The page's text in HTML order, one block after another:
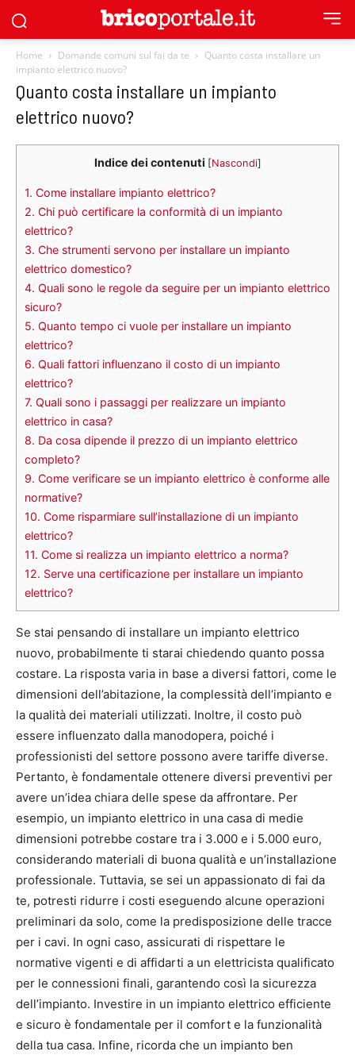
Home Domande comuni sul fai da te
Quanto costa installare un
impianto elettrico nuovo?
Quanto costa installare un impianto
elettrico nuovo?
Indice dei contenuti [Nascondi]
1. Come installare impianto elettrico?
2. Chi può certificare la conformità di un impianto
elettrico?
3. Che strumenti servono per installare un impianto
elettrico domestico?
4. Quali sono le regole da seguire per un impianto elettrico
sicuro?
5. Quanto tempo ci vuole per installare un impianto
elettrico?
6. Quali fattori influenzano il costo di un impianto
elettrico?
7. Quali sono i passaggi per realizzare un impianto
elettrico in casa?
8. Da cosa dipende il prezzo di un impianto elettrico
completo?
9. Come verificare se un impianto elettrico è conforme alle
normative?
10. Come risparmiare sull’installazione di un impianto
elettrico?
11. Come si realizza un impianto elettrico a norma?
12. Serve una certificazione per installare un impianto
elettrico?
Se stai pensando di installare un impianto elettrico
nuovo, probabilmente ti starai chiedendo quanto possa
costare. La risposta varia in base a diversi fattori, come le
dimensioni dell’abitazione, la complessità dell’impianto e
la qualità dei materiali utilizzati. Inoltre, il costo può
essere influenzato dalla manodopera, poiché i
professionisti del settore possono avere tariffe diverse.
Pertanto, è fondamentale ottenere diversi preventivi per
avere un’idea chiara delle spese da affrontare. Per
esempio, un impianto elettrico in una casa di medie
dimensioni potrebbe costare tra i 3.000 e i 5.000 euro,
considerando materiali di buona qualità e un’installazione
professionale. Tuttavia, se sei un appassionato di fai da
te, potresti ridurre i costi eseguendo alcune operazioni
preliminari da solo, come la predisposizione delle tracce
per i cavi. In ogni caso, assicurati di rispettare le
normative vigenti e di affidarti a un elettricista qualificato
per le connessioni finali, garantendo così la sicurezza
dell’impianto. Investire in un impianto elettrico efficiente
e sicuro è fondamentale per il comfort e la funzionalità
della tua casa. Infine, ricorda che un impianto ben